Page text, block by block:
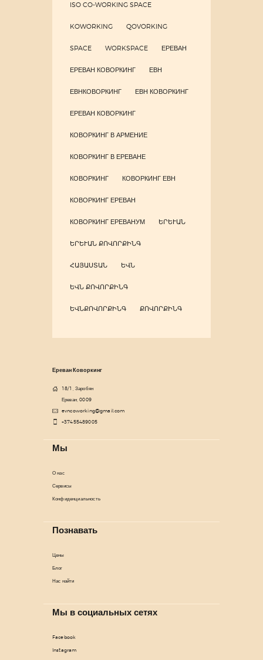
ISO CO-WORKING SPACE
KOWORKING QOVORKING
SPACE WORKSPACE ЕРЕВАН
ЕРЕВАН КОВОРКИНГ ЕВН
ЕВНКОВОРКИНГ ЕВН КОВОРКИНГ
ЕРЕВАН КОВОРКИНГ
КОВОРКИНГ В АРМЕНИЕ
КОВОРКИНГ В ЕРЕВАНЕ
КОВОРКИНГ КОВОРКИНГ ЕВН
КОВОРКИНГ ЕРЕВАН
КОВОРКИНГ ЕРЕВАНУМ ԵՐԵՒԱՆ
ԵՐԵՒԱՆ ՔՈՎՈՐՔԻՆԳ
ՀԱՅԱՍՏԱՆ ԵՎՆ
ԵՎՆ ՔՈՎՈՐՔԻՆԳ
ԵՎՆՔՈՎՈՐՔԻՆԳ ՔՈՎՈՐՔԻՆԳ
Ереван Коворкинг
18/1, Заробян
Ереван, 0009
evncoworking@gmail.com
+37455489005
Мы
О нас
Сервисы
Конфиденциальность
Познавать
Цены
Блог
Нас найти
Мы в социальных сетях
Facebook
Instagram